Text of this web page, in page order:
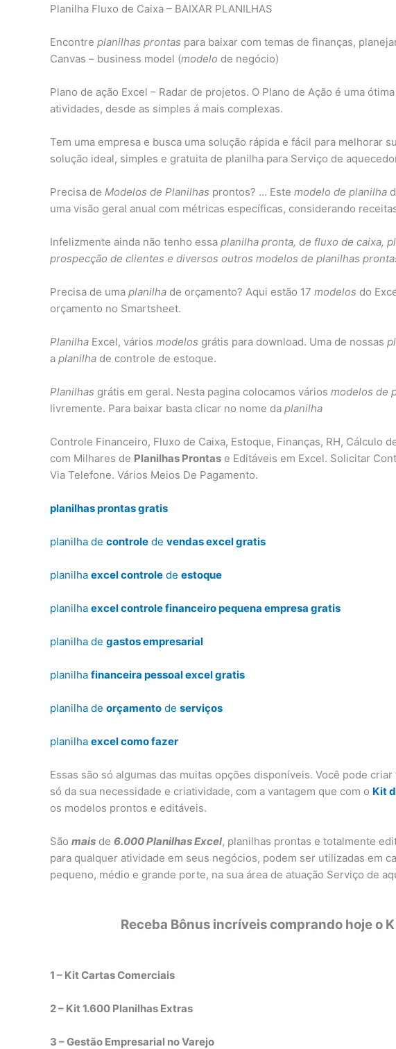
Planilha Fluxo de Caixa – BAIXAR PLANILHAS
Encontre planilhas prontas para baixar com temas de finanças,
Canvas – business model (modelo de negócio)
Plano de ação Excel – Radar de projetos. O Plano de Ação é uma
atividades, desde as simples á mais complexas.
Tem uma empresa e busca uma solução rápida e fácil para melhorar
solução ideal, simples e gratuita de planilha para Serviço de
Precisa de Modelos de Planilhas prontos? … Este modelo de planilha
uma visão geral anual com métricas específicas, considerando
Infelizmente ainda não tenho essa planilha pronta, de fluxo de caixa,
prospecção de clientes e diversos outros modelos de planilhas
Precisa de uma planilha de orçamento? Aqui estão 17 modelos do
orçamento no Smartsheet.
Planilha Excel, vários modelos grátis para download. Uma de nossas
a planilha de controle de estoque.
Planilhas grátis em geral. Nesta pagina colocamos vários modelos de
livremente. Para baixar basta clicar no nome da planilha
Controle Financeiro, Fluxo de Caixa, Estoque, Finanças, RH, Cálculo
com Milhares de Planilhas Prontas e Editáveis em Excel. Solicitar
Via Telefone. Vários Meios De Pagamento.
planilhas prontas gratis
planilha de controle de vendas excel gratis
planilha excel controle de estoque
planilha excel controle financeiro pequena empresa gratis
planilha de gastos empresarial
planilha financeira pessoal excel gratis
planilha de orçamento de serviços
planilha excel como fazer
Essas são só algumas das muitas opções disponíveis. Você pode
só da sua necessidade e criatividade, com a vantagem que com o Kit
os modelos prontos e editáveis.
São mais de 6.000 Planilhas Excel, planilhas prontas e totalmente
para qualquer atividade em seus negócios, podem ser utilizadas em
pequeno, médio e grande porte, na sua área de atuação Serviço de
Receba Bônus incríveis comprando hoje o
1 – Kit Cartas Comerciais
2 – Kit 1.600 Planilhas Extras
3 – Gestão Empresarial no Varejo